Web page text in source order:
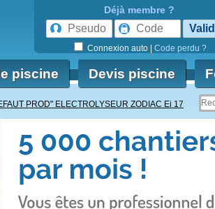
Déjà membre ?
Connexion auto Code perdu ?
piscine Devis piscine
PROD" ELECTROLYSEUR ZODIAC Ei 17